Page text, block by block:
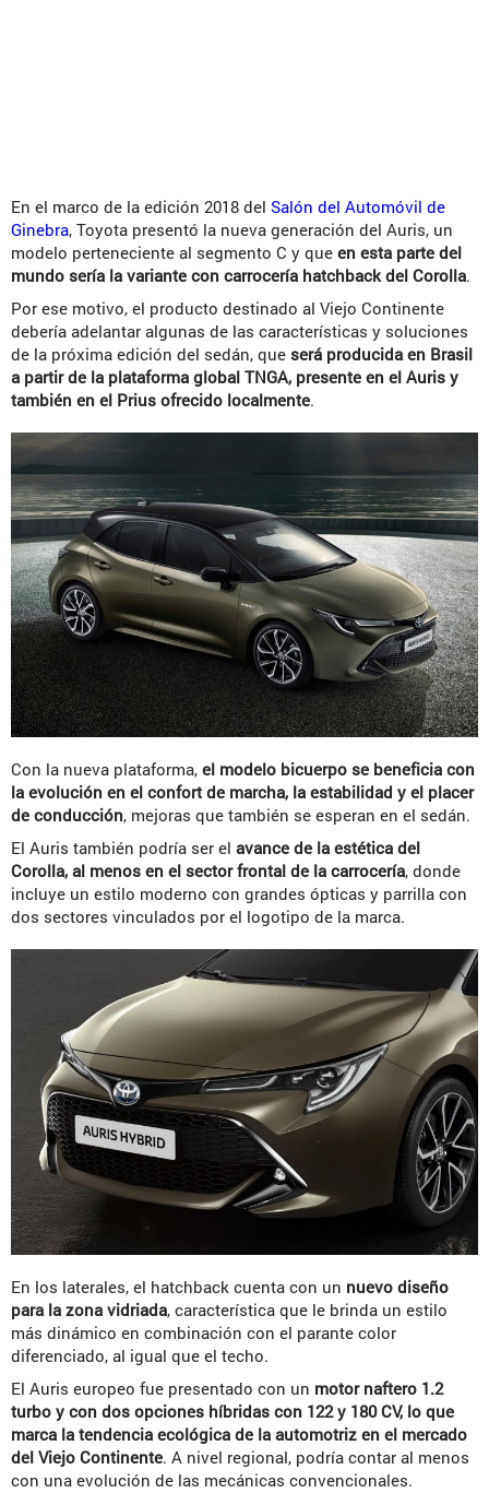
En el marco de la edición 2018 del Salón del Automóvil de
Ginebra, Toyota presentó la nueva generación del Auris, un
modelo perteneciente al segmento C y que en esta parte del
mundo sería la variante con carrocería hatchback del Corolla.
Por ese motivo, el producto destinado al Viejo Continente
debería adelantar algunas de las características y soluciones
de la próxima edición del sedán, que será producida en Brasil
a partir de la plataforma global TNGA, presente en el Auris y
también en el Prius ofrecido localmente.
Con la nueva plataforma, el modelo bicuerpo se beneficia con
la evolución en el confort de marcha, la estabilidad y el placer
de conducción, mejoras que también se esperan en el sedán.
El Auris también podría ser el avance de la estética del
Corolla, al menos en el sector frontal de la carrocería, donde
incluye un estilo moderno con grandes ópticas y parrilla con
dos sectores vinculados por el logotipo de la marca.
En los laterales, el hatchback cuenta con un nuevo diseño
para la zona vidriada, característica que le brinda un estilo
más dinámico en combinación con el parante color
diferenciado, al igual que el techo.
El Auris europeo fue presentado con un motor naftero 1.2
turbo y con dos opciones híbridas con 122 y 180 CV, lo que
marca la tendencia ecológica de la automotriz en el mercado
del Viejo Continente. A nivel regional, podría contar al menos
con una evolución de las mecánicas convencionales.